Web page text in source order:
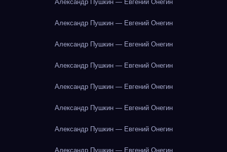
Александр Пушкин — Евгений Онегин
Александр Пушкин — Евгений Онегин
Александр Пушкин — Евгений Онегин
Александр Пушкин — Евгений Онегин
Александр Пушкин — Евгений Онегин
Александр Пушкин — Евгений Онегин
Александр Пушкин — Евгений Онегин
Александр Пушкин — Евгений Онегин